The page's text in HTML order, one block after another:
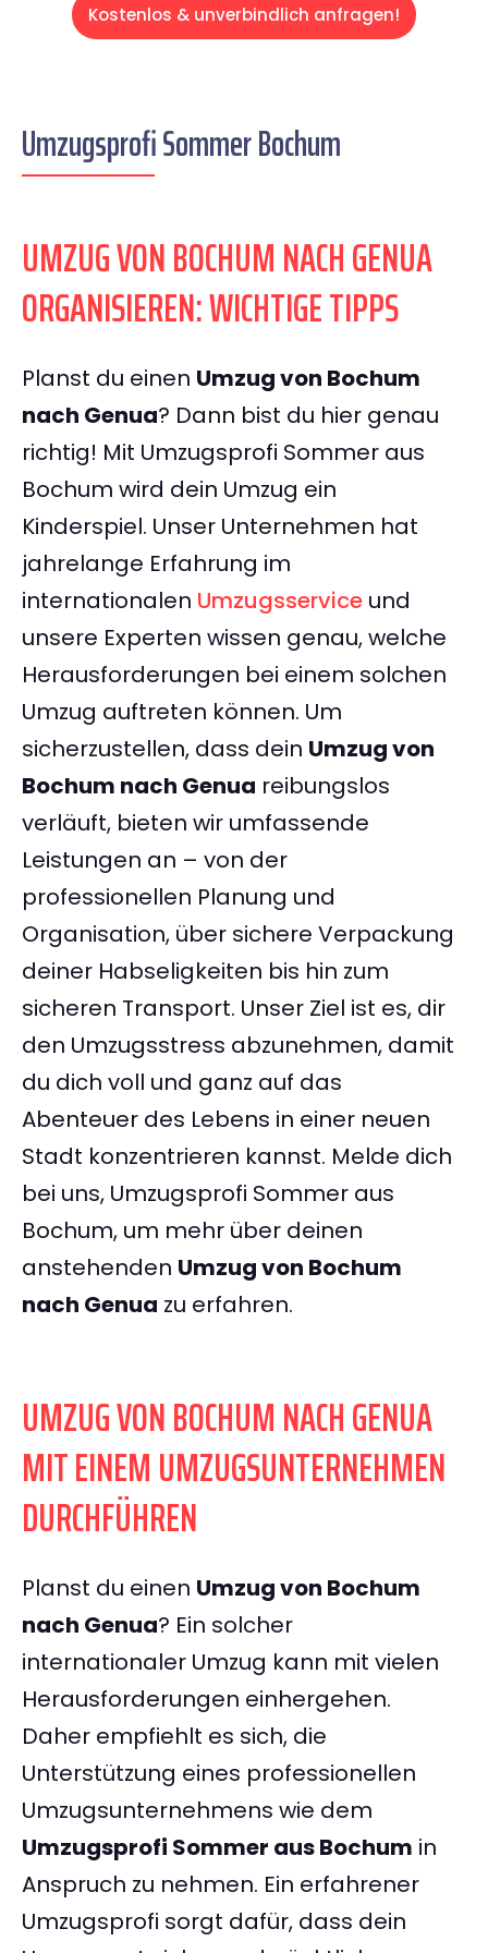
Kostenlos & unverbindlich anfragen!
Umzugsprofi Sommer Bochum
UMZUG VON BOCHUM NACH GENUA
ORGANISIEREN: WICHTIGE TIPPS
Planst du einen Umzug von Bochum
nach Genua? Dann bist du hier genau
richtig! Mit Umzugsprofi Sommer aus
Bochum wird dein Umzug ein
Kinderspiel. Unser Unternehmen hat
jahrelange Erfahrung im
internationalen Umzugsservice und
unsere Experten wissen genau, welche
Herausforderungen bei einem solchen
Umzug auftreten können. Um
sicherzustellen, dass dein Umzug von
Bochum nach Genua reibungslos
verläuft, bieten wir umfassende
Leistungen an – von der
professionellen Planung und
Organisation, über sichere Verpackung
deiner Habseligkeiten bis hin zum
sicheren Transport. Unser Ziel ist es, dir
den Umzugsstress abzunehmen, damit
du dich voll und ganz auf das
Abenteuer des Lebens in einer neuen
Stadt konzentrieren kannst. Melde dich
bei uns, Umzugsprofi Sommer aus
Bochum, um mehr über deinen
anstehenden Umzug von Bochum
nach Genua zu erfahren.
UMZUG VON BOCHUM NACH GENUA
MIT EINEM UMZUGSUNTERNEHMEN
DURCHFÜHREN
Planst du einen Umzug von Bochum
nach Genua? Ein solcher
internationaler Umzug kann mit vielen
Herausforderungen einhergehen.
Daher empfiehlt es sich, die
Unterstützung eines professionellen
Umzugsunternehmens wie dem
Umzugsprofi Sommer aus Bochum in
Anspruch zu nehmen. Ein erfahrener
Umzugsprofi sorgt dafür, dass dein